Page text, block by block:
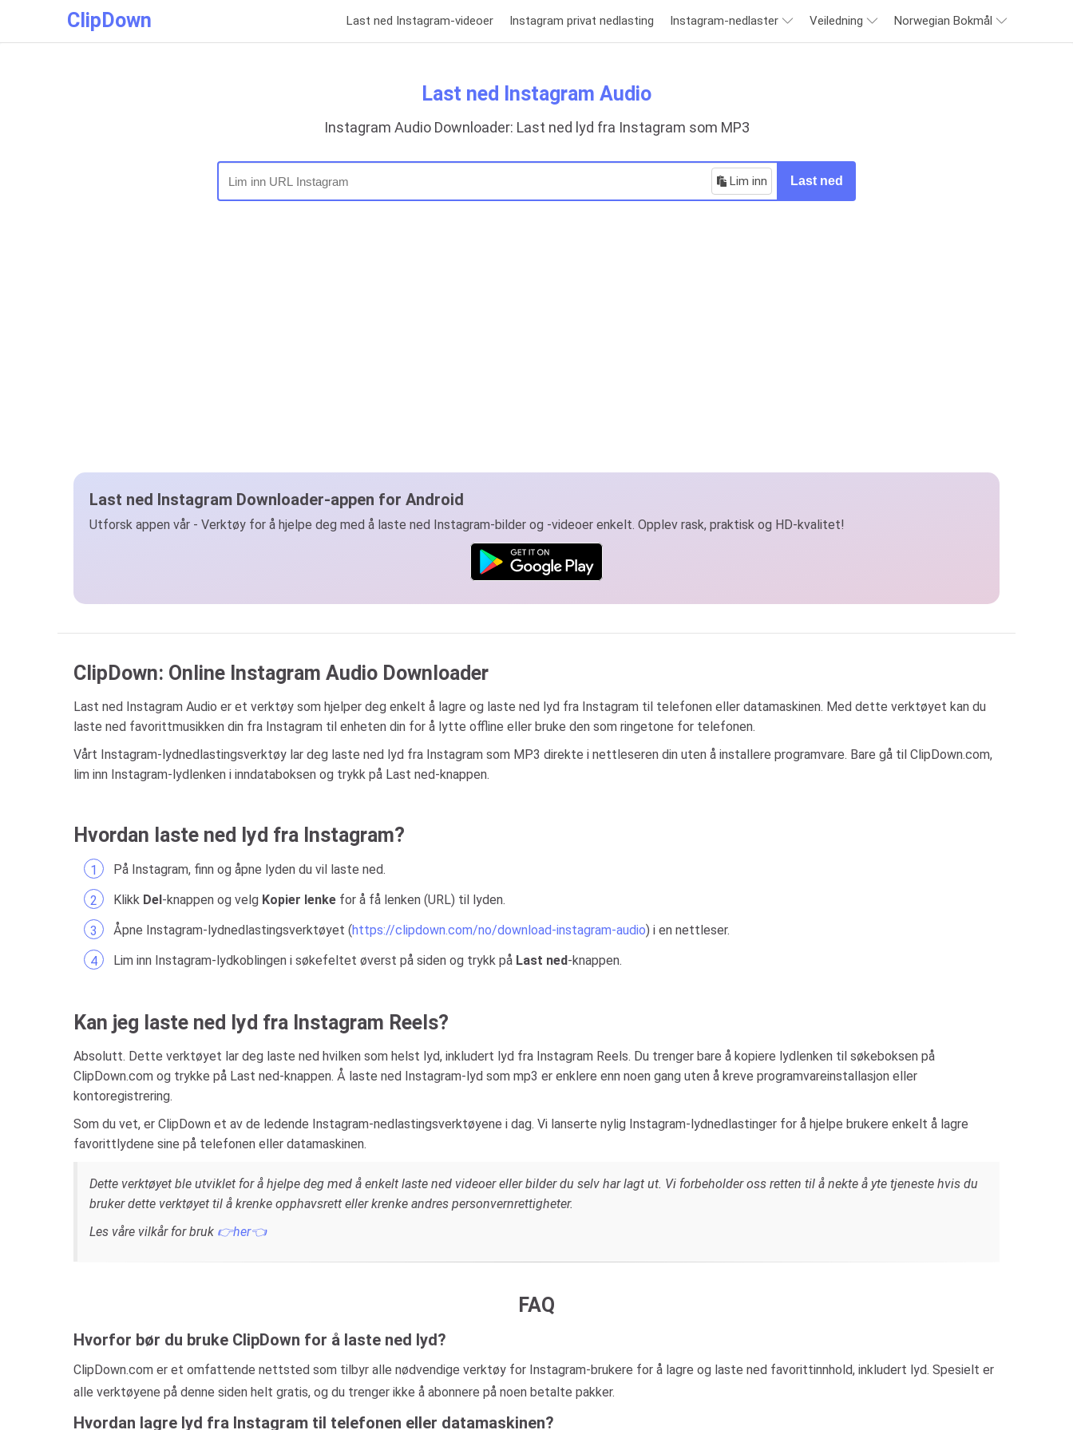
ClipDown Last ned Instagram-videoer Instagram privat nedlasting Instagram-nedlaster Veiledning Norwegian Bokmål
Last ned Instagram Audio
Instagram Audio Downloader: Last ned lyd fra Instagram som MP3
Lim inn Last ned
Last ned Instagram Downloader-appen for Android
Utforsk appen vår - Verktøy for å hjelpe deg med å laste ned Instagram-bilder og -videoer enkelt. Opplev rask, praktisk og HD-kvalitet!
ClipDown: Online Instagram Audio Downloader
Last ned Instagram Audio er et verktøy som hjelper deg enkelt å lagre og laste ned lyd fra Instagram til telefonen eller datamaskinen. Med dette verktøyet kan du
laste ned favorittmusikken din fra Instagram til enheten din for å lytte offline eller bruke den som ringetone for telefonen.
Vårt Instagram-lydnedlastingsverktøy lar deg laste ned lyd fra Instagram som MP3 direkte i nettleseren din uten å installere programvare. Bare gå til ClipDown.com,
lim inn Instagram-lydlenken i inndataboksen og trykk på Last ned-knappen.
Hvordan laste ned lyd fra Instagram?
På Instagram, finn og åpne lyden du vil laste ned.
Klikk Del-knappen og velg Kopier lenke for å få lenken (URL) til lyden.
Åpne Instagram-lydnedlastingsverktøyet (https://clipdown.com/no/download-instagram-audio) i en nettleser.
Lim inn Instagram-lydkoblingen i søkefeltet øverst på siden og trykk på Last ned-knappen.
Kan jeg laste ned lyd fra Instagram Reels?
Absolutt. Dette verktøyet lar deg laste ned hvilken som helst lyd, inkludert lyd fra Instagram Reels. Du trenger bare å kopiere lydlenken til søkeboksen på
ClipDown.com og trykke på Last ned-knappen. Å laste ned Instagram-lyd som mp3 er enklere enn noen gang uten å kreve programvareinstallasjon eller
kontoregistrering.
Som du vet, er ClipDown et av de ledende Instagram-nedlastingsverktøyene i dag. Vi lanserte nylig Instagram-lydnedlastinger for å hjelpe brukere enkelt å lagre
favorittlydene sine på telefonen eller datamaskinen.
Dette verktøyet ble utviklet for å hjelpe deg med å enkelt laste ned videoer eller bilder du selv har lagt ut. Vi forbeholder oss retten til å nekte å yte tjeneste hvis du
bruker dette verktøyet til å krenke opphavsrett eller krenke andres personvernrettigheter.
Les våre vilkår for bruk 👉her👈
FAQ
Hvorfor bør du bruke ClipDown for å laste ned lyd?
ClipDown.com er et omfattende nettsted som tilbyr alle nødvendige verktøy for Instagram-brukere for å lagre og laste ned favorittinnhold, inkludert lyd. Spesielt er
alle verktøyene på denne siden helt gratis, og du trenger ikke å abonnere på noen betalte pakker.
Hvordan lagre lyd fra Instagram til telefonen eller datamaskinen?